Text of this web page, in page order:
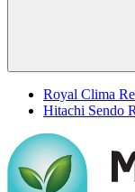
Royal Clima
Hitachi Sendo